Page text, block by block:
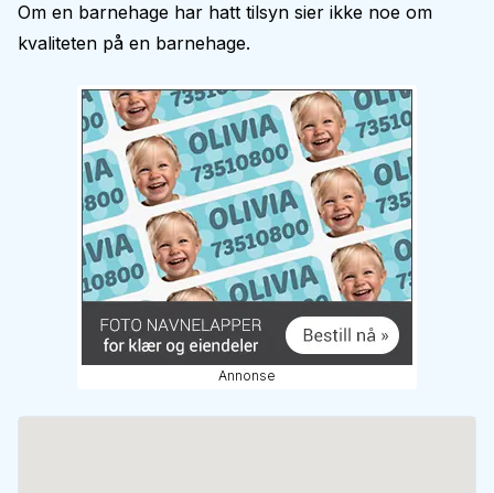
Om en barnehage har hatt tilsyn sier ikke noe om
kvaliteten på en barnehage.
Annonse